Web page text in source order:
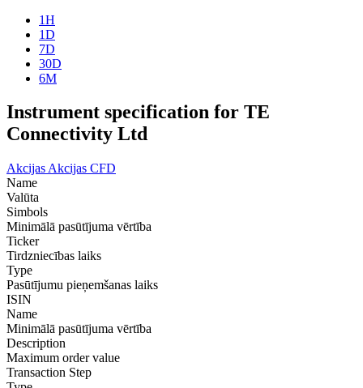
1H
1D
7D
30D
6M
Instrument specification for TE
Connectivity Ltd
Akcijas Akcijas CFD
Name
Valūta
Simbols
Minimālā pasūtījuma vērtība
Ticker
Tirdzniecības laiks
Type
Pasūtījumu pieņemšanas laiks
ISIN
Name
Minimālā pasūtījuma vērtība
Description
Maximum order value
Transaction Step